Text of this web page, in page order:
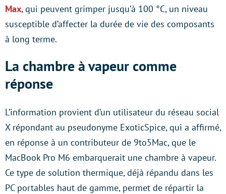
Max, qui peuvent grimper jusqu’à 100 °C, un niveau
susceptible d’affecter la durée de vie des composants
à long terme.
La chambre à vapeur comme
réponse
L’information provient d’un utilisateur du réseau social
X répondant au pseudonyme ExoticSpice, qui a affirmé,
en réponse à un contributeur de 9to5Mac, que le
MacBook Pro M6 embarquerait une chambre à vapeur.
Ce type de solution thermique, déjà répandu dans les
PC portables haut de gamme, permet de répartir la